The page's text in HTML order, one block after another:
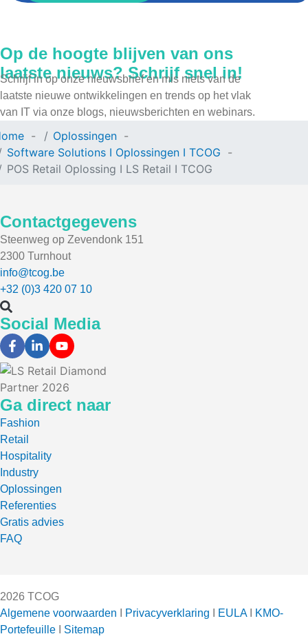
Op de hoogte blijven van ons
laatste nieuws? Schrijf snel in!
Schrijf in op onze nieuwsbrief en mis niets van de
laatste nieuwe ontwikkelingen en trends op het vlak
van IT via onze blogs, nieuwsberichten en webinars.
Oplossingen
Software Solutions I Oplossingen I TCOG
POS Retail Oplossing I LS Retail I TCOG
Contactgegevens
Steenweg op Zevendonk 151
2300 Turnhout
info@tcog.be
+32 (0)3 420 07 10
Social Media
Ga direct naar
Fashion
Retail
Hospitality
Industry
Oplossingen
Referenties
Gratis advies
FAQ
2026 TCOG
Algemene voorwaarden
Privacyverklaring EULAI
KMO-
Portefeuille
Sitemap